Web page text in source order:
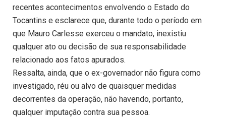
recentes acontecimentos envolvendo o Estado do
Tocantins e esclarece que, durante todo o período em
que Mauro Carlesse exerceu o mandato, inexistiu
qualquer ato ou decisão de sua responsabilidade
relacionado aos fatos apurados.
Ressalta, ainda, que o ex-governador não figura como
investigado, réu ou alvo de quaisquer medidas
decorrentes da operação, não havendo, portanto,
qualquer imputação contra sua pessoa.